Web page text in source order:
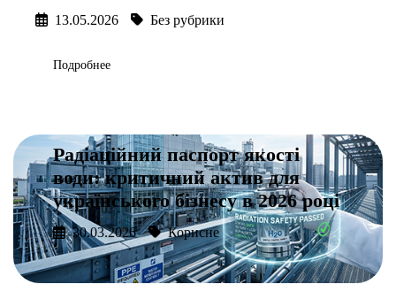
13.05.2026 Без рубрики
Подробнее
Радіаційний паспорт якості
води: критичний актив для
українського бізнесу в 2026 році
30.03.2026 Корисне
Подробнее